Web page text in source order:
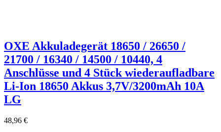
OXE Akkuladegerät 18650 / 26650 /
21700 / 16340 / 14500 / 10440, 4
Anschlüsse und 4 Stück wiederaufladbare
Li-Ion 18650 Akkus 3,7V/3200mAh 10A
LG
48,96 €